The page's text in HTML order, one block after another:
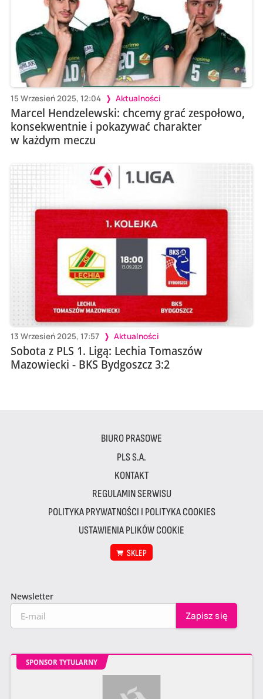
15 Wrzesień 2025, 12:04 Aktualności
Marcel Hendzelewski: chcemy grać zespołowo,
konsekwentnie i pokazywać charakter
w każdym meczu
13 Wrzesień 2025, 17:57 Aktualności
Sobota z PLS 1. Ligą: Lechia Tomaszów
Mazowiecki - BKS Bydgoszcz 3:2
BIURO PRASOWE
PLS S.A.
KONTAKT
REGULAMIN SERWISU
POLITYKA PRYWATNOŚCI I POLITYKA COOKIES
USTAWIENIA PLIKÓW COOKIE
SKLEP
Newsletter
SPONSOR TYTULARNY